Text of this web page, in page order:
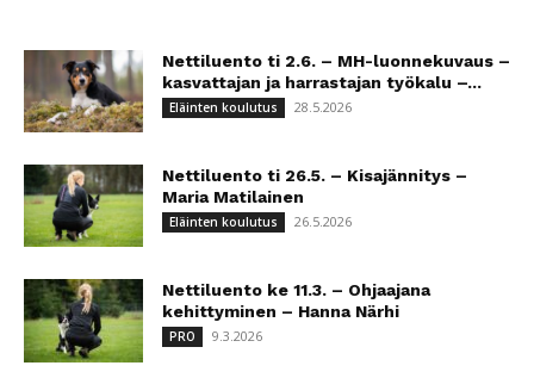
Nettiluento ti 2.6. – MH-luonnekuvaus –
kasvattajan ja harrastajan työkalu –...
Eläinten koulutus 28.5.2026
Nettiluento ti 26.5. – Kisajännitys –
Maria Matilainen
Eläinten koulutus 26.5.2026
Nettiluento ke 11.3. – Ohjaajana
kehittyminen – Hanna Närhi
PRO 9.3.2026